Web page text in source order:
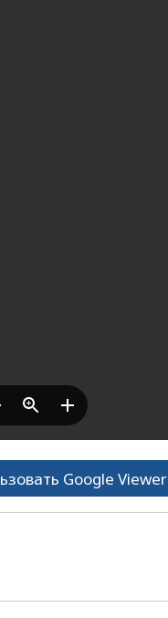
Google Viewer